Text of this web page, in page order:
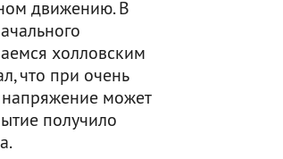
движению. В
холловским
что при очень
напряжение может
получило